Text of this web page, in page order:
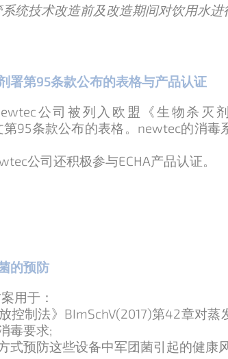
系统技术改造前及改造期间对饮用水进
署第95条款公布的表格与产品认证
公司被列入欧盟《生物杀灭
95条款公布的表格。newtec的消毒
公司还积极参与ECHA产品认证。
的预防
用于：
控制法》BImSchV(2017)第42章对蒸
毒要求;
式预防这些设备中军团菌引起的健康风